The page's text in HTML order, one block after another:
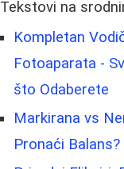
Tekstovi na
Kompletan
Fotoaparata -
što Odaberete
Markirana vs
Pronaći Balans?